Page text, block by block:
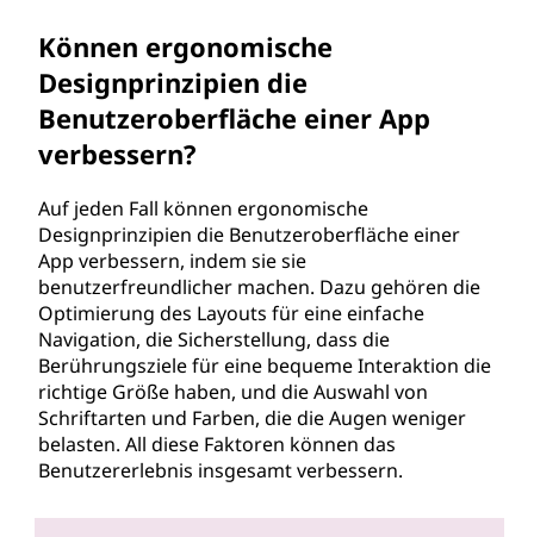
Können ergonomische
Designprinzipien die
Benutzeroberfläche einer App
verbessern?
Auf jeden Fall können ergonomische
Designprinzipien die Benutzeroberfläche einer
App verbessern, indem sie sie
benutzerfreundlicher machen. Dazu gehören die
Optimierung des Layouts für eine einfache
Navigation, die Sicherstellung, dass die
Berührungsziele für eine bequeme Interaktion die
richtige Größe haben, und die Auswahl von
Schriftarten und Farben, die die Augen weniger
belasten. All diese Faktoren können das
Benutzererlebnis insgesamt verbessern.